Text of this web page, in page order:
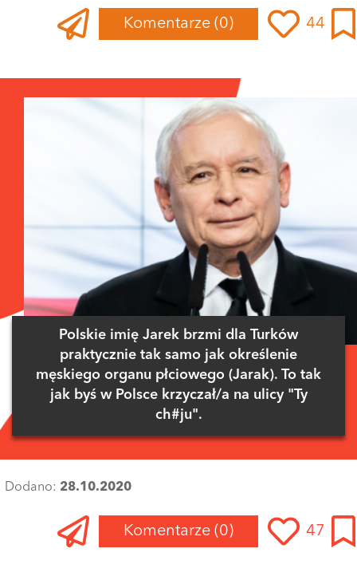
Komentarze (0) 44
Polskie imię Jarek brzmi dla Turków
praktycznie tak samo jak określenie
męskiego organu płciowego (Jarak). To tak
jak byś w Polsce krzyczał/a na ulicy "Ty
ch#ju".
Dodano: 28.10.2020
Komentarze (0) 47